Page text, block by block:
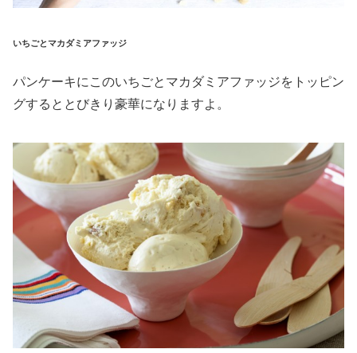
いちごとマカダミアファッジ
パンケーキにこのいちごとマカダミアファッジをトッピン
グするととびきり豪華になりますよ。